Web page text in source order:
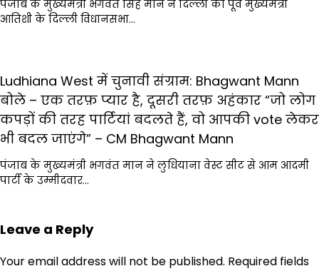
पंजाब के मुख्यमंत्री भगवंत सिंह मान ने दिल्ली की पूर्व मुख्यमंत्री
आतिशी के दिल्ली विधानसभा…
Ludhiana West में चुनावी संग्राम: Bhagwant Mann
बोले – एक तरफ़ प्यार है, दूसरी तरफ़ अहंकार “जो लोग
कपड़ों की तरह पार्टियां बदलते हैं, वो आपकी vote लेकर
भी बदल जाएंगे” – CM Bhagwant Mann
पंजाब के मुख्यमंत्री भगवंत मान ने लुधियाना वेस्ट सीट से आम आदमी
पार्टी के उम्मीदवार…
Leave a Reply
Your email address will not be published. Required fields